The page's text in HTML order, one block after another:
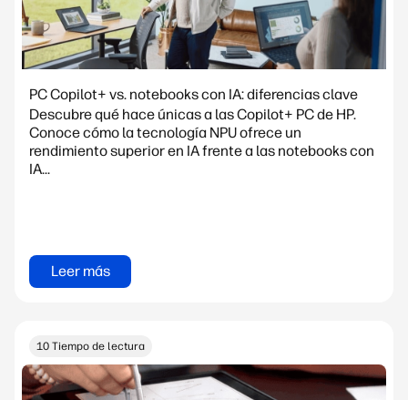
PC Copilot+ vs. notebooks con IA: diferencias clave
Descubre qué hace únicas a las Copilot+ PC de HP.
Conoce cómo la tecnología NPU ofrece un
rendimiento superior en IA frente a las notebooks con
IA...
Leer más
10 Tiempo de lectura